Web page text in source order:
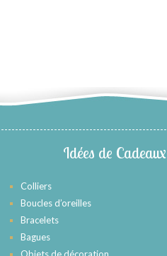
Idées de Cadeaux
Colliers
Boucles d’oreilles
Bracelets
Bagues